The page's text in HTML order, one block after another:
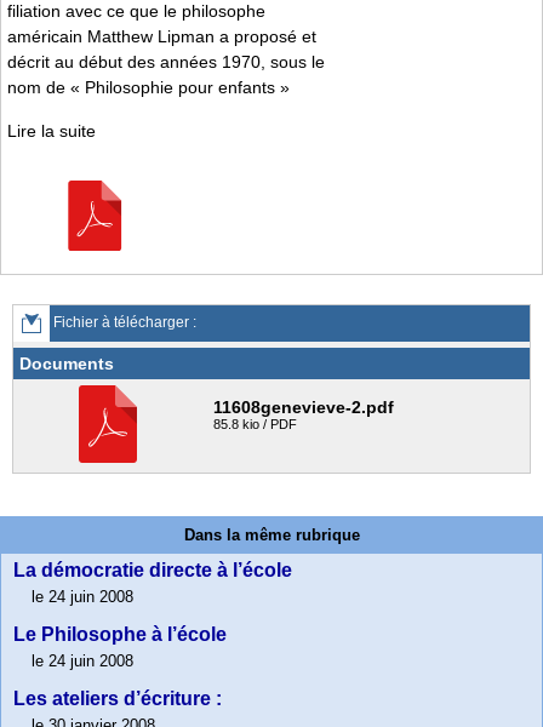
filiation avec ce que le philosophe
américain Matthew Lipman a proposé et
décrit au début des années 1970, sous le
nom de « Philosophie pour enfants »
Lire la suite
Fichier à télécharger :
Documents
11608genevieve-2.pdf
85.8 kio / PDF
Dans la même rubrique
La démocratie directe à l’école
le 24 juin 2008
Le Philosophe à l’école
le 24 juin 2008
Les ateliers d’écriture :